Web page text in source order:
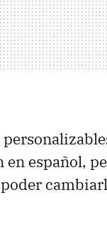
en español,